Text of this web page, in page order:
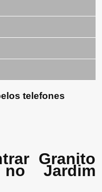
telefones
Granito
Jardim